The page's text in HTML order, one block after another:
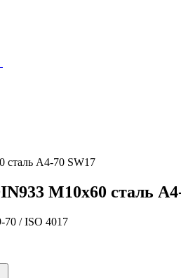
сталь A4-70 SW17
М10х60 сталь
/ ISO 4017